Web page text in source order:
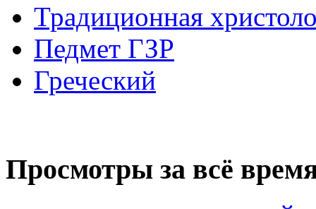
Традиционная
Педмет ГЗР
Греческий
Просмотры за всё